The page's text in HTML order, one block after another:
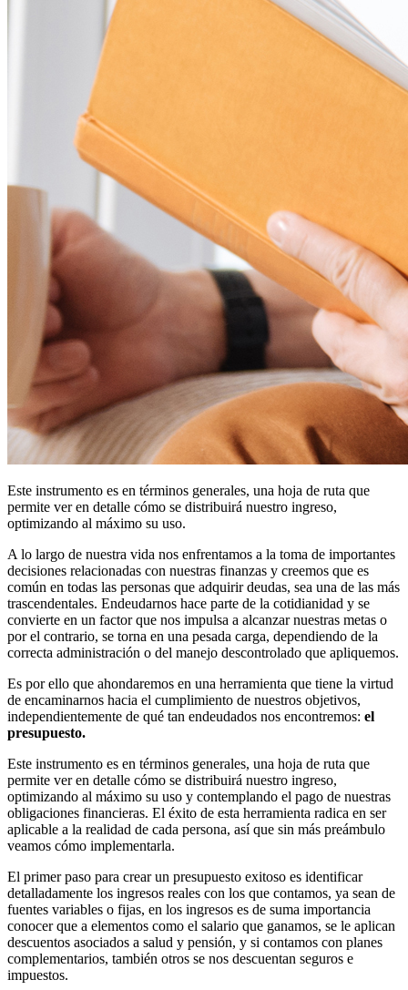
Este instrumento es en términos generales, una hoja de ruta que
permite ver en detalle cómo se distribuirá nuestro ingreso,
optimizando al máximo su uso.
A lo largo de nuestra vida nos enfrentamos a la toma de importantes
decisiones relacionadas con nuestras finanzas y creemos que es
común en todas las personas que adquirir deudas, sea una de las más
trascendentales. Endeudarnos hace parte de la cotidianidad y se
convierte en un factor que nos impulsa a alcanzar nuestras metas o
por el contrario, se torna en una pesada carga, dependiendo de la
correcta administración o del manejo descontrolado que apliquemos.
Es por ello que ahondaremos en una herramienta que tiene la virtud
de encaminarnos hacia el cumplimiento de nuestros objetivos,
independientemente de qué tan endeudados nos encontremos: el
presupuesto.
Este instrumento es en términos generales, una hoja de ruta que
permite ver en detalle cómo se distribuirá nuestro ingreso,
optimizando al máximo su uso y contemplando el pago de nuestras
obligaciones financieras. El éxito de esta herramienta radica en ser
aplicable a la realidad de cada persona, así que sin más preámbulo
veamos cómo implementarla.
El primer paso para crear un presupuesto exitoso es identificar
detalladamente los ingresos reales con los que contamos, ya sean de
fuentes variables o fijas, en los ingresos es de suma importancia
conocer que a elementos como el salario que ganamos, se le aplican
descuentos asociados a salud y pensión, y si contamos con planes
complementarios, también otros se nos descuentan seguros e
impuestos.